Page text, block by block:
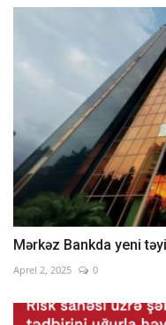
Mərkəz Bankda yeni
Aprel 2, 2025 0